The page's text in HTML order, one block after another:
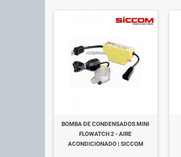
BOMBA DE CONDENSADOS MINI
FLOWATCH 2 - AIRE
ACONDICIONADO | SICCOM